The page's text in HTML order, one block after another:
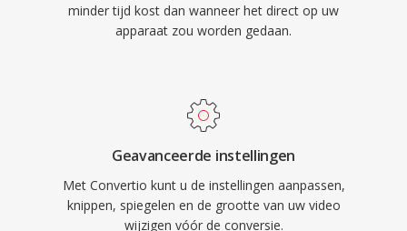
minder tijd kost dan wanneer het direct op uw
apparaat zou worden gedaan.
Geavanceerde instellingen
Met Convertio kunt u de instellingen aanpassen,
knippen, spiegelen en de grootte van uw video
wijzigen vóór de conversie.